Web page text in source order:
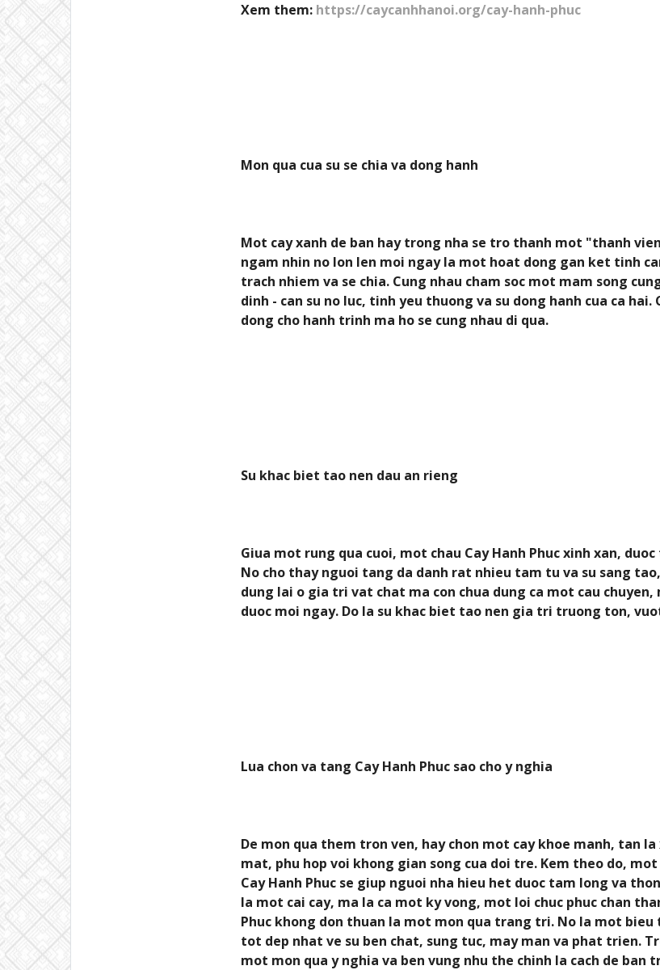
Xem them: https://caycanhhanoi.org/cay-hanh-phuc
Mon qua cua su se chia va dong hanh
Mot cay xanh de ban hay trong nha se tro thanh mot "thanh
ngam nhin no lon len moi ngay la mot hoat dong gan ket tinh
trach nhiem va se chia. Cung nhau cham soc mot mam song
dinh - can su no luc, tinh yeu thuong va su dong hanh cua ca
dong cho hanh trinh ma ho se cung nhau di qua.
Su khac biet tao nen dau an rieng
Giua mot rung qua cuoi, mot chau Cay Hanh Phuc xinh xan,
No cho thay nguoi tang da danh rat nhieu tam tu va su sang
dung lai o gia tri vat chat ma con chua dung ca mot cau
duoc moi ngay. Do la su khac biet tao nen gia tri truong ton,
Lua chon va tang Cay Hanh Phuc sao cho y nghia
De mon qua them tron ven, hay chon mot cay khoe manh, tan
mat, phu hop voi khong gian song cua doi tre. Kem theo do,
Cay Hanh Phuc se giup nguoi nha hieu het duoc tam long va
la mot cai cay, ma la ca mot ky vong, mot loi chuc phuc chan
Phuc khong don thuan la mot mon qua trang tri. No la mot
tot dep nhat ve su ben chat, sung tuc, may man va phat trien.
mot mon qua y nghia va ben vung nhu the chinh la cach de ban